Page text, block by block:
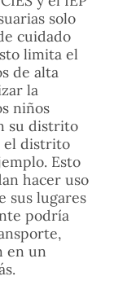
solo
cuidado
limita el
de alta
la
niños
su distrito
el distrito
Esto
hacer uso
sus lugares
podría
en un